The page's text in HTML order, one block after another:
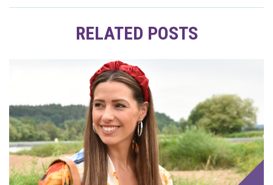
RELATED POSTS